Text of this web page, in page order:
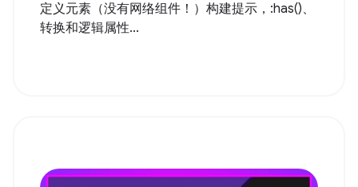
定义元素（没有网络组件！）构建提示，:has()、
转换和逻辑属性...